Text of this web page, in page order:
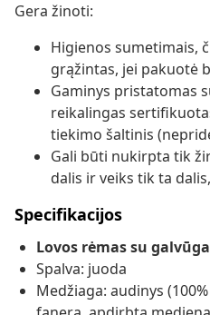
Gera žinoti:
Higienos sumetimais,
grąžintas, jei pakuotė
Gaminys pristatomas
reikalingas
tiekimo šaltinis
Gali būti nukirpta tik
dalis ir veiks tik ta
Specifikacijos
Lovos rėmas su
Spalva: juoda
Medžiaga: audinys